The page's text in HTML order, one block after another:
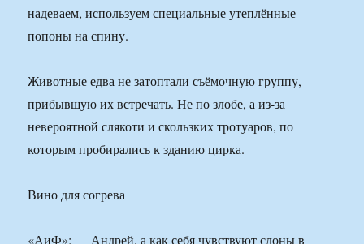
надеваем, используем специальные утеплённые
попоны на спину.
Животные едва не затоптали съёмочную группу,
прибывшую их встречать. Не по злобе, а из-за
невероятной слякоти и скользких тротуаров, по
которым пробирались к зданию цирка.
Вино для согрева
«АиФ»: — Андрей, а как себя чувствуют слоны в